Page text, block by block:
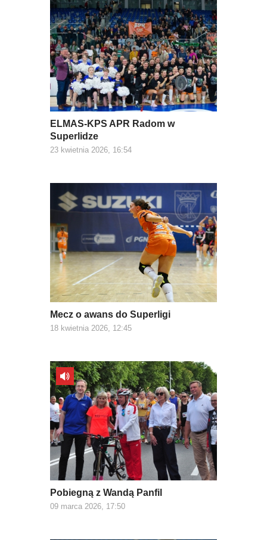
ELMAS-KPS APR Radom w
Superlidze
23 kwietnia 2026, 16:54
Mecz o awans do Superligi
18 kwietnia 2026, 12:45
Pobiegną z Wandą Panfil
09 marca 2026, 17:50